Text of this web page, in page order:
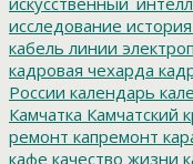
исследование история
кабель линии
кадровая чехарда
России календарь
Камчатка Камчатский
ремонт капремонт
кафе качество жизни